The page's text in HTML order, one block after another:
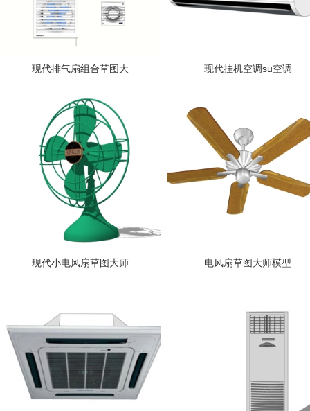
现代排气扇组合草图大 现代挂机空调su空调
现代小电风扇草图大师 电风扇草图大师模型